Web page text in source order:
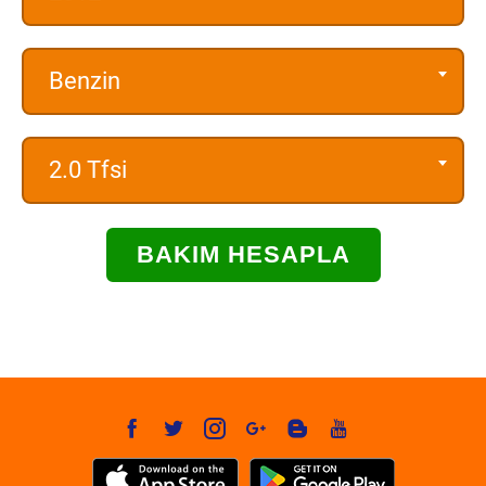
Benzin
2.0 Tfsi
BAKIM HESAPLA